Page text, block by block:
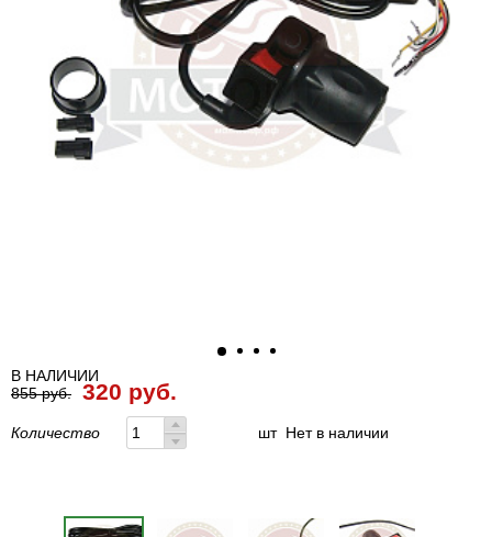
В НАЛИЧИИ
855 руб.
320 руб.
Количество шт Нет в наличии